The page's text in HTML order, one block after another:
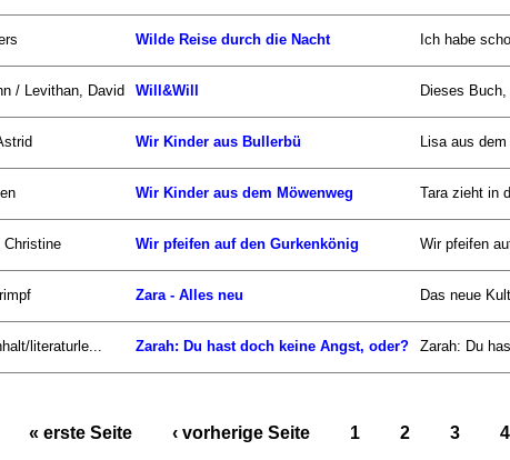
Wilde Reise durch die Nacht Ich habe
/ Levithan, David Will&Will Dieses
Wir Kinder aus Bullerbü Lisa aus
Wir Kinder aus dem Möwenweg Tara zieht in
Christine Wir pfeifen auf den Gurkenkönig Wir pfeifen
Zara - Alles neu Das neue
literaturle... Zarah: Du hast doch keine Angst, oder? Zarah: Du
« erste Seite ‹ vorherige Seite 1 2 3 4